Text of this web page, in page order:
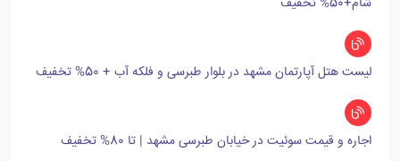
لیست هتل آپارتمان مشهد در بلوار طبرسی و فلکه آب + 50% تخفیف
اجاره و قیمت سوئیت در خیابان طبرسی مشهد | تا 80% تخفیف